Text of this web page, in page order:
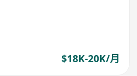
$18K-20K/月